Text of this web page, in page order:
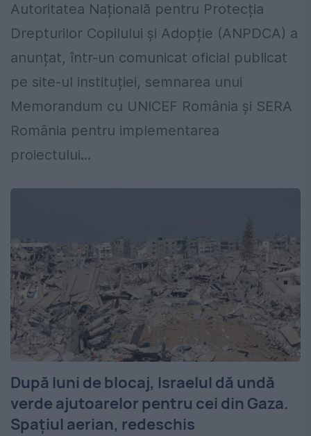
Autoritatea Națională pentru Protecția
Drepturilor Copilului și Adopție (ANPDCA) a
anunțat, într-un comunicat oficial publicat
pe site-ul instituției, semnarea unui
Memorandum cu UNICEF România și SERA
România pentru implementarea
proiectului...
După luni de blocaj, Israelul dă undă
verde ajutoarelor pentru cei din Gaza.
Spațiul aerian, redeschis